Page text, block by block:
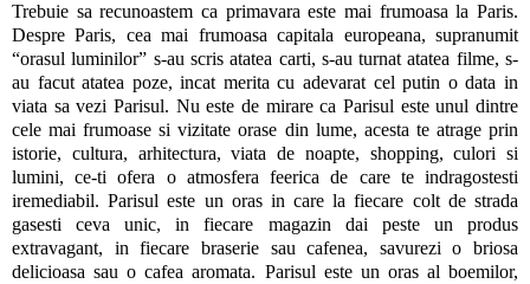
Trebuie sa recunoastem ca primavara este mai frumoasa la Paris.
Despre Paris, cea mai frumoasa capitala europeana, supranumit
“orasul luminilor” s-au scris atatea carti, s-au turnat atatea filme, s-
au facut atatea poze, incat merita cu adevarat cel putin o data in
viata sa vezi Parisul. Nu este de mirare ca Parisul este unul dintre
cele mai frumoase si vizitate orase din lume, acesta te atrage prin
istorie, cultura, arhitectura, viata de noapte, shopping, culori si
lumini, ce-ti ofera o atmosfera feerica de care te indragostesti
iremediabil. Parisul este un oras in care la fiecare colt de strada
gasesti ceva unic, in fiecare magazin dai peste un produs
extravagant, in fiecare braserie sau cafenea, savurezi o briosa
delicioasa sau o cafea aromata. Parisul este un oras al boemilor,